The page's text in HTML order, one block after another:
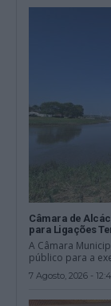
Câmara de
para Ligações
A Câmara
público para a
7 Agosto, 2026 -